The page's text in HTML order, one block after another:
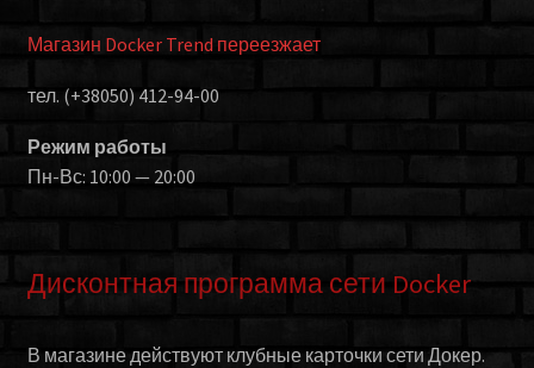
Магазин Docker Trend переезжает
тел. (+38050) 412-94-00
Режим работы
Пн-Вс: 10:00 — 20:00
Дисконтная программа сети Docker
В магазине действуют клубные карточки сети Докер.